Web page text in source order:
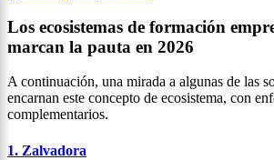
Los ecosistemas de formación
marcan la pauta en 2026
A continuación, una mirada a algunas de las
encarnan este concepto de ecosistema, con
complementarios.
1. Zalvadora